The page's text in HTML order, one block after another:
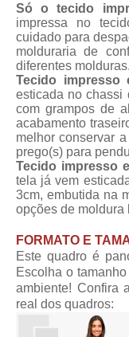
Só o tecido
impressa no
cuidado para
molduraria de
diferentes molduras.
Tecido impresso
esticada no chassi
com grampos de
acabamento
melhor conservar
prego(s) para
Tecido impresso
tela já vem
3cm, embutida na
opções de moldura
FORMATO E
Este quadro é
Escolha o
ambiente! Confira
real dos quadros: